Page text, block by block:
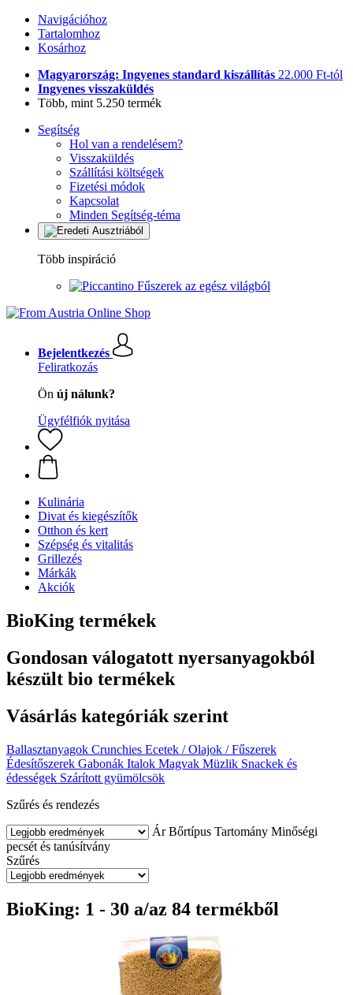
Navigációhoz
Tartalomhoz
Kosárhoz
Magyarország: Ingyenes standard kiszállítás 22.000 Ft-tól
Ingyenes visszaküldés
Több, mint 5.250 termék
Segítség
Hol van a rendelésem?
Visszaküldés
Szállítási költségek
Fizetési módok
Kapcsolat
Minden Segítség-téma
Több inspiráció
Fűszerek az egész világból
Bejelentkezés
Feliratkozás
Ön új nálunk?
Ügyfélfiók nyitása
Kulinária
Divat és kiegészítők
Otthon és kert
Szépség és vitalitás
Grillezés
Márkák
Akciók
BioKing termékek
Gondosan válogatott nyersanyagokból
készült bio termékek
Vásárlás kategóriák szerint
Ballasztanyagok Crunchies Ecetek / Olajok / Fűszerek
Édesítőszerek Gabonák Italok Magvak Müzlik Snackek és
édességek Szárított gyümölcsök
Szűrés és rendezés
Ár Bőrtípus Tartomány Minőségi
pecsét és tanúsítvány
Szűrés
BioKing: 1 - 30 a/az 84 termékből